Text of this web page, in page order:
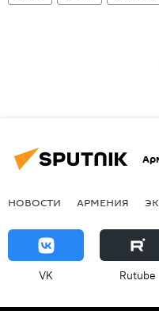
НОВОСТИ АРМЕНИЯ
VK Rutube